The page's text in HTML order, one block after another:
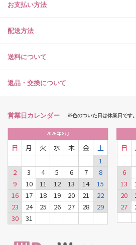
お支払い方法
配送方法
送料について
返品・交換について
営業日カレンダー ※色のついた日は休業日です。
2026年8月
日 月 火 水 木 金
土
1
2
3 4 5 6 7
8
9
10 11 12 13 14
15
16
17 18 19 20 21
22
23
24 25 26 27 28
29
30
31
日
6
13
20
27